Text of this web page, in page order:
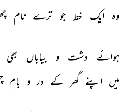
وہ ایک خط جو ترے نام
ہوائے دشت و بیاباں
بھی
میں اپنے گھر کے در و بام